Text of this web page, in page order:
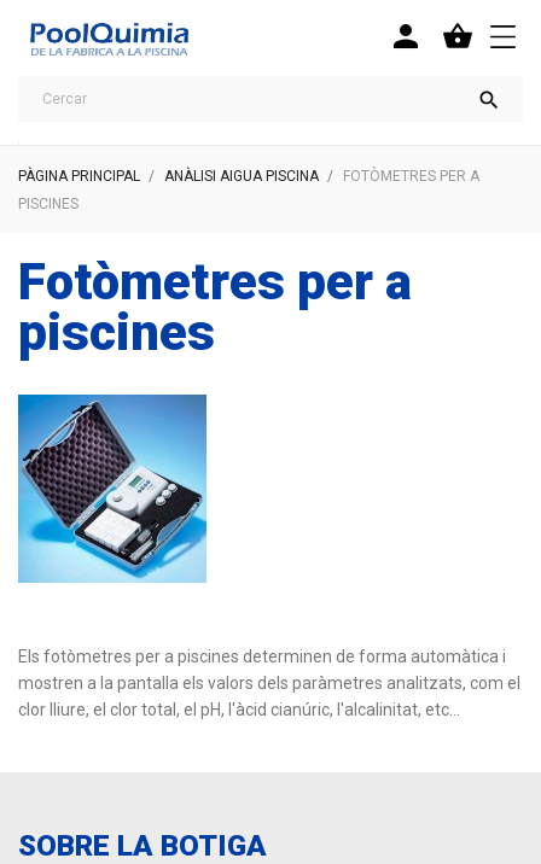



PÀGINA PRINCIPAL ANÀLISI AIGUA PISCINA
FOTÒMETRES PER A
PISCINES
Fotòmetres per a
piscines
Els fotòmetres per a piscines determinen de forma automàtica i
mostren a la pantalla els valors dels paràmetres analitzats, com el
clor lliure, el clor total, el pH, l'àcid cianúric, l'alcalinitat, etc...
SOBRE LA BOTIGA